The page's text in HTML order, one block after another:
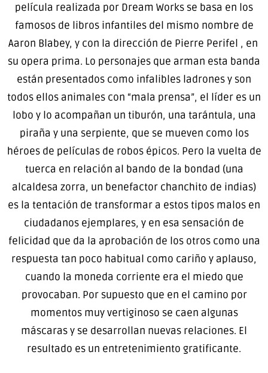
película realizada por Dream Works se basa en los
famosos de libros infantiles del mismo nombre de
Aaron Blabey, y con la dirección de Pierre Perifel , en
su opera prima. Lo personajes que arman esta banda
están presentados como infalibles ladrones y son
todos ellos animales con “mala prensa”, el líder es un
lobo y lo acompañan un tiburón, una tarántula, una
piraña y una serpiente, que se mueven como los
héroes de películas de robos épicos. Pero la vuelta de
tuerca en relación al bando de la bondad (una
alcaldesa zorra, un benefactor chanchito de indias)
es la tentación de transformar a estos tipos malos en
ciudadanos ejemplares, y en esa sensación de
felicidad que da la aprobación de los otros como una
respuesta tan poco habitual como cariño y aplauso,
cuando la moneda corriente era el miedo que
provocaban. Por supuesto que en el camino por
momentos muy vertiginoso se caen algunas
máscaras y se desarrollan nuevas relaciones. El
resultado es un entretenimiento gratificante.